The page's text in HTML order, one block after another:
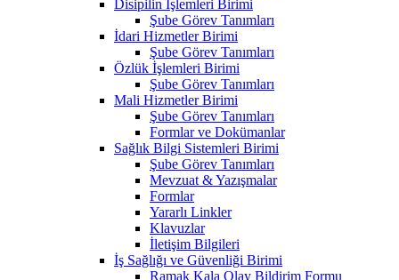
Disipilin İşlemleri Birimi
Şube Görev Tanımları
İdari Hizmetler Birimi
Şube Görev Tanımları
Özlük İşlemleri Birimi
Şube Görev Tanımları
Mali Hizmetler Birimi
Şube Görev Tanımları
Formlar ve Dokümanlar
Sağlık Bilgi Sistemleri Birimi
Şube Görev Tanımları
Mevzuat & Yazışmalar
Formlar
Yararlı Linkler
Klavuzlar
İletişim Bilgileri
İş Sağlığı ve Güvenliği Birimi
Ramak Kala Olay Bildirim Formu